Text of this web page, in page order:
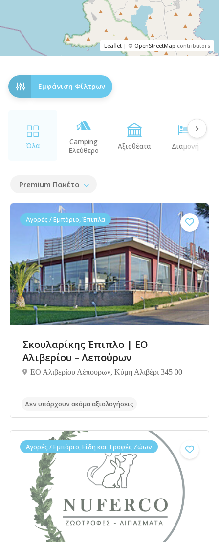
Εμφάνιση Φίλτρων
Όλα
Camping
Ελεύθερο
Αξιοθέατα Διαμονή
Premium Πακέτο
Αγορές / Εμπόριο, Έπιπλα
Σκουλαρίκης Έπιπλο | ΕΟ
Αλιβερίου – Λεπούρων
ΕΟ Αλιβερίου Λέπουρων, Κύμη Αλιβέρι 345 00
Δεν υπάρχουν ακόμα αξιολογήσεις
Αγορές / Εμπόριο, Είδη και Τροφές Ζώων
Leaflet | © OpenStreetMap contributors